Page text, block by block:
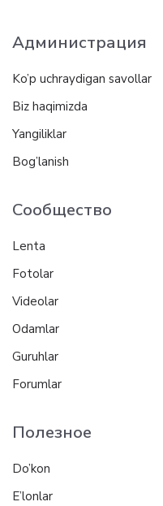
Администрация
Ko’p uchraydigan savollar
Biz haqimizda
Yangiliklar
Bog’lanish
Сообщество
Lenta
Fotolar
Videolar
Odamlar
Guruhlar
Forumlar
Полезное
Do’kon
E’lonlar